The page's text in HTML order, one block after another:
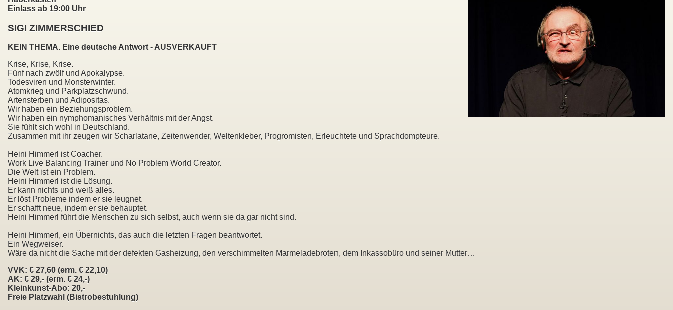
Einlass ab 19:00 Uhr
SIGI ZIMMERSCHIED
KEIN THEMA. Eine deutsche Antwort - AUSVERKAUFT
Krise, Krise, Krise.
Fünf nach zwölf und Apokalypse.
Todesviren und Monsterwinter.
Atomkrieg und Parkplatzschwund.
Artensterben und Adipositas.
Wir haben ein Beziehungsproblem.
Wir haben ein nymphomanisches Verhältnis mit der Angst.
Sie fühlt sich wohl in Deutschland.
Zusammen mit ihr zeugen wir Scharlatane, Zeitenwender, Weltenkleber, Progromisten, Erleuchtete und Sprachdompteure.
Heini Himmerl ist Coacher.
Work Live Balancing Trainer und No Problem World Creator.
Die Welt ist ein Problem.
Heini Himmerl ist die Lösung.
Er kann nichts und weiß alles.
Er löst Probleme indem er sie leugnet.
Er schafft neue, indem er sie behauptet.
Heini Himmerl führt die Menschen zu sich selbst, auch wenn sie da gar nicht sind.
Heini Himmerl, ein Übernichts, das auch die letzten Fragen beantwortet.
Ein Wegweiser.
Wäre da nicht die Sache mit der defekten Gasheizung, den verschimmelten Marmeladebroten, dem Inkassobüro und seiner Mutter…
VVK: € 27,60 (erm. € 22,10)
AK: € 29,- (erm. € 24,-)
Kleinkunst-Abo: 20,-
Freie Platzwahl (Bistrobestuhlung)